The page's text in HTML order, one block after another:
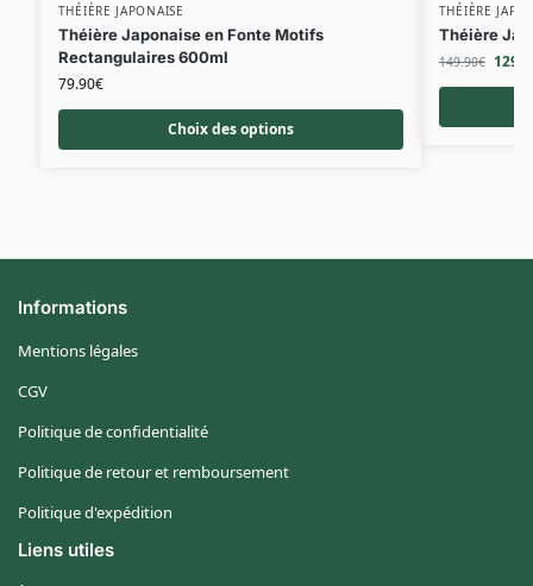
THÉIÈRE JAPONAISE
Théière Japonaise en Fonte Motifs
Rectangulaires 600ml
79.90€
Choix des options
THÉIÈRE
Théière
149.90€
Informations
Mentions légales
CGV
Politique de confidentialité
Politique de retour et remboursement
Politique d'expédition
Liens utiles